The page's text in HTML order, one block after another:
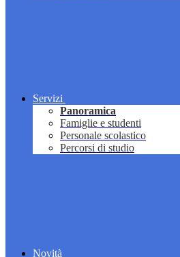
Servizi
Panoramica
Famiglie e studenti
Personale scolastico
Percorsi di studio
Novità